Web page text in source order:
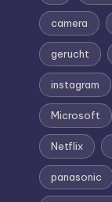
camera
gerucht
instagram
Microsoft
Netflix
panasonic